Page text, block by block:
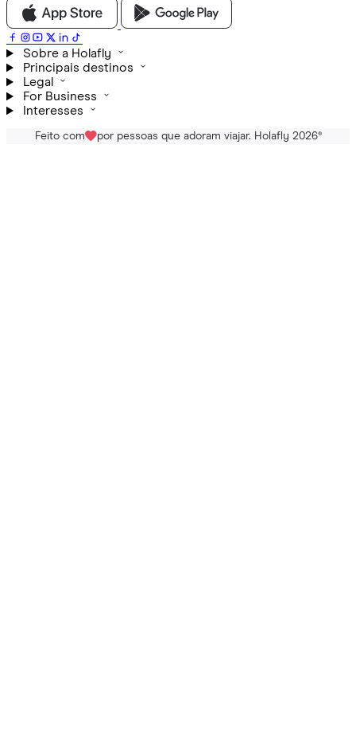
Sobre a Holafly
Principais destinos
Legal
For Business
Interesses
Feito com por pessoas que adoram viajar. Holafly 2026®